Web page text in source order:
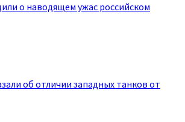
о наводящем ужас российском
об отличии западных танков от